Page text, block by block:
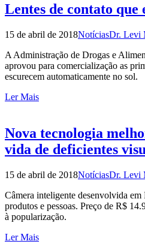
Lentes de contato que
15 de abril de 2018NotíciasDr. Levi
A Administração de Drogas e
aprovou para comercialização as
escurecem automaticamente no sol.
Ler Mais
Nova tecnologia
vida de deficientes
15 de abril de 2018NotíciasDr. Levi
Câmera inteligente desenvolvida em
produtos e pessoas. Preço de R$
à popularização.
Ler Mais